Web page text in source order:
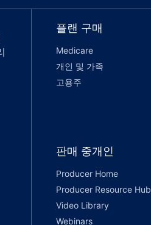
플랜 구매
Medicare
개인 및 가족
고용주
판매 중개인
Producer Home
Producer Resource Hub
Video Library
Webinars